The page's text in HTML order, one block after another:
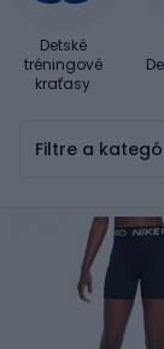
Detské
tréningové
kraťasy
Filtre a